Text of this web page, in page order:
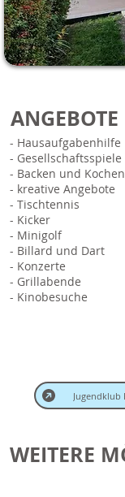
- Hausaufgabenhilfe
- Gesellschaftsspiele
- Backen und Kochen
- kreative Angebote
- Tischtennis
- Kicker
- Minigolf
- Billard und Dart
- Konzerte
- Grillabende
- Kinobesuche
Jugendklub
WEITERE